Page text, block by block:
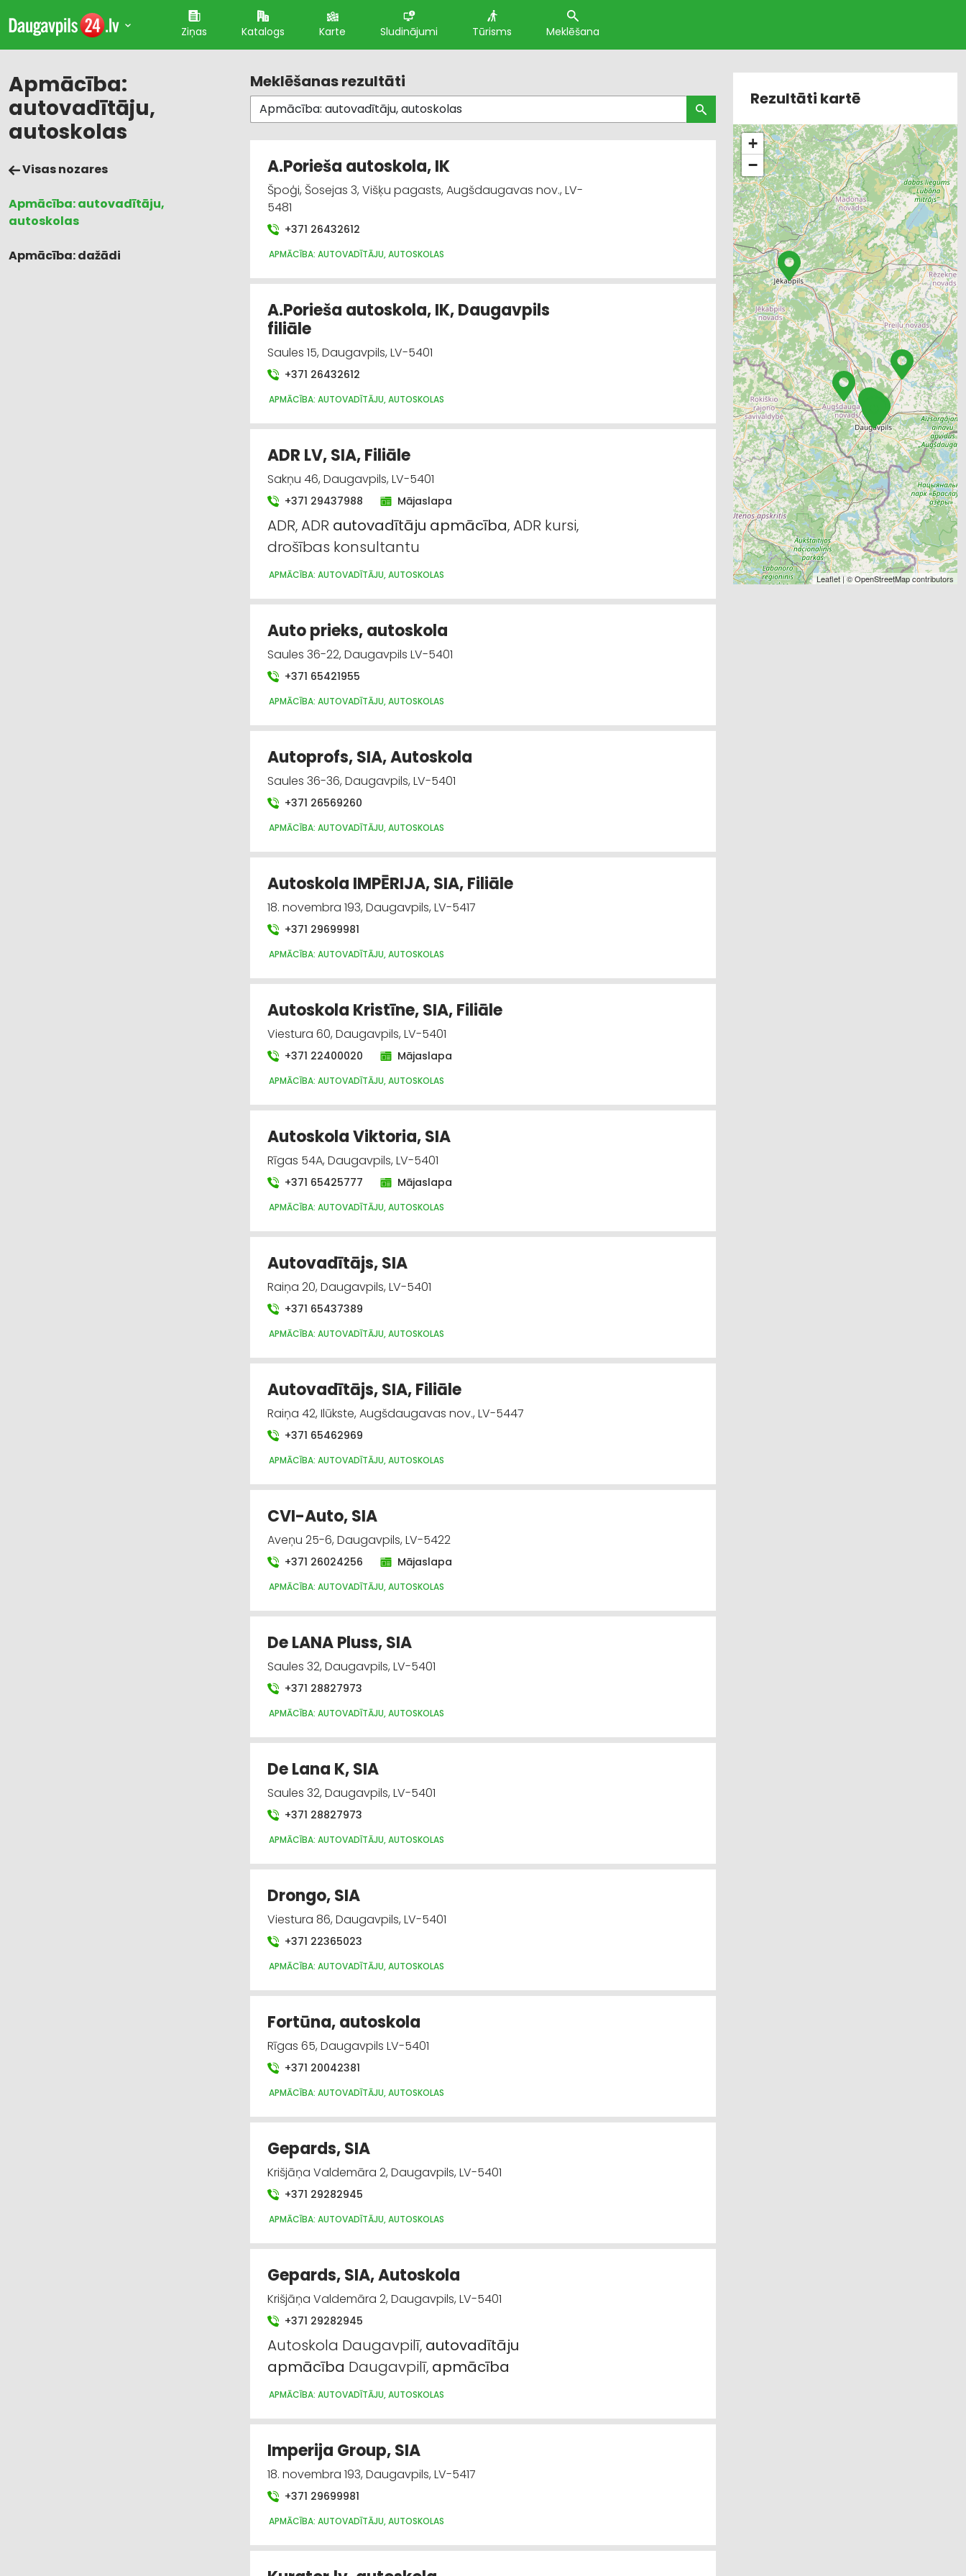
Ziņas Katalogs Karte Sludinājumi Tūrisms Meklēšana
Apmācība:
autovadītāju,
autoskolas
Visas nozares
Apmācība: autovadītāju,
autoskolas
Apmācība: dažādi
Meklēšanas rezultāti
A.Porieša autoskola, IK
Špoģi, Šosejas 3, Višķu pagasts, Augšdaugavas nov., LV-
5481
+371 26432612
APMĀCĪBA: AUTOVADĪTĀJU, AUTOSKOLAS
A.Porieša autoskola, IK, Daugavpils
filiāle
Saules 15, Daugavpils, LV-5401
+371 26432612
APMĀCĪBA: AUTOVADĪTĀJU, AUTOSKOLAS
ADR LV, SIA, Filiāle
Sakņu 46, Daugavpils, LV-5401
+371 29437988 Mājaslapa
ADR, ADR autovadītāju apmācība, ADR kursi,
drošības konsultantu
APMĀCĪBA: AUTOVADĪTĀJU, AUTOSKOLAS
Auto prieks, autoskola
Saules 36-22, Daugavpils LV-5401
+371 65421955
APMĀCĪBA: AUTOVADĪTĀJU, AUTOSKOLAS
Autoprofs, SIA, Autoskola
Saules 36-36, Daugavpils, LV-5401
+371 26569260
APMĀCĪBA: AUTOVADĪTĀJU, AUTOSKOLAS
Autoskola IMPĒRIJA, SIA, Filiāle
18. novembra 193, Daugavpils, LV-5417
+371 29699981
APMĀCĪBA: AUTOVADĪTĀJU, AUTOSKOLAS
Autoskola Kristīne, SIA, Filiāle
Viestura 60, Daugavpils, LV-5401
+371 22400020 Mājaslapa
APMĀCĪBA: AUTOVADĪTĀJU, AUTOSKOLAS
Autoskola Viktoria, SIA
Rīgas 54A, Daugavpils, LV-5401
+371 65425777 Mājaslapa
APMĀCĪBA: AUTOVADĪTĀJU, AUTOSKOLAS
Autovadītājs, SIA
Raiņa 20, Daugavpils, LV-5401
+371 65437389
APMĀCĪBA: AUTOVADĪTĀJU, AUTOSKOLAS
Autovadītājs, SIA, Filiāle
Raiņa 42, Ilūkste, Augšdaugavas nov., LV-5447
+371 65462969
APMĀCĪBA: AUTOVADĪTĀJU, AUTOSKOLAS
CVI-Auto, SIA
Aveņu 25-6, Daugavpils, LV-5422
+371 26024256 Mājaslapa
APMĀCĪBA: AUTOVADĪTĀJU, AUTOSKOLAS
De LANA Pluss, SIA
Saules 32, Daugavpils, LV-5401
+371 28827973
APMĀCĪBA: AUTOVADĪTĀJU, AUTOSKOLAS
De Lana K, SIA
Saules 32, Daugavpils, LV-5401
+371 28827973
APMĀCĪBA: AUTOVADĪTĀJU, AUTOSKOLAS
Drongo, SIA
Viestura 86, Daugavpils, LV-5401
+371 22365023
APMĀCĪBA: AUTOVADĪTĀJU, AUTOSKOLAS
Fortūna, autoskola
Rīgas 65, Daugavpils LV-5401
+371 20042381
APMĀCĪBA: AUTOVADĪTĀJU, AUTOSKOLAS
Gepards, SIA
Krišjāņa Valdemāra 2, Daugavpils, LV-5401
+371 29282945
APMĀCĪBA: AUTOVADĪTĀJU, AUTOSKOLAS
Gepards, SIA, Autoskola
Krišjāņa Valdemāra 2, Daugavpils, LV-5401
+371 29282945
Autoskola Daugavpilī, autovadītāju
apmācība Daugavpilī, apmācība
APMĀCĪBA: AUTOVADĪTĀJU, AUTOSKOLAS
Imperija Group, SIA
18. novembra 193, Daugavpils, LV-5417
+371 29699981
APMĀCĪBA: AUTOVADĪTĀJU, AUTOSKOLAS
Rezultāti kartē
+
−
Leaflet| ©OpenStreetMapcontributors